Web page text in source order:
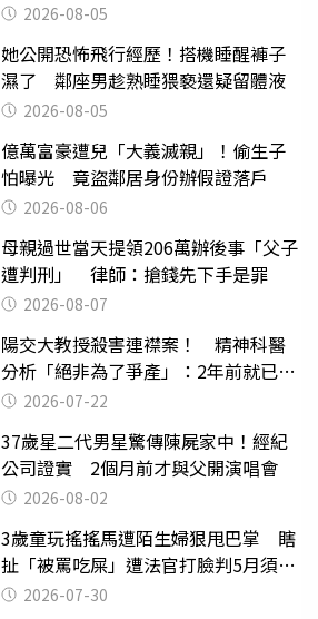
2026-08-05
她公開恐怖飛行經歷！搭機睡醒褲子
濕了 鄰座男趁熟睡猥褻還疑留體液
2026-08-05
億萬富豪遭兒「大義滅親」！偷生子
怕曝光 竟盜鄰居身份辦假證落戶
2026-08-06
母親過世當天提領206萬辦後事「父子
遭判刑」 律師：搶錢先下手是罪
2026-08-07
陽交大教授殺害連襟案！ 精神科醫
分析「絕非為了爭產」：2年前就已言
行詭異
2026-07-22
37歲星二代男星驚傳陳屍家中！經紀
公司證實 2個月前才與父開演唱會
2026-08-02
3歲童玩搖搖馬遭陌生婦狠甩巴掌 瞎
扯「被罵吃屎」遭法官打臉判5月須入
監 2026-07-30